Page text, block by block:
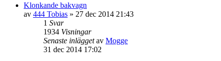
Klonkande bakvagn
av 444 Tobias » 27 dec 2014 21:43
1 Svar
1934 Visningar
Senaste inläggetav Mogge
31 dec 2014 17:02